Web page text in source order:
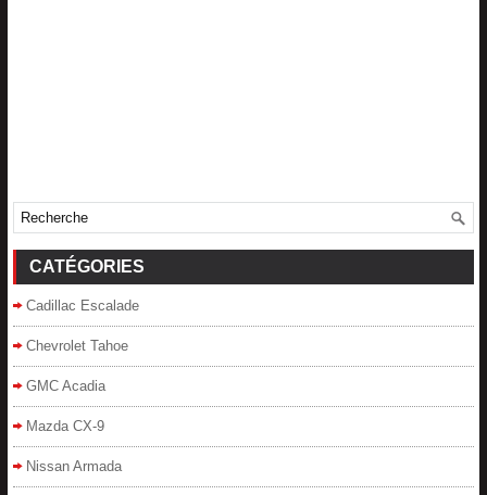
CATÉGORIES
Cadillac Escalade
Chevrolet Tahoe
GMC Acadia
Mazda CX-9
Nissan Armada